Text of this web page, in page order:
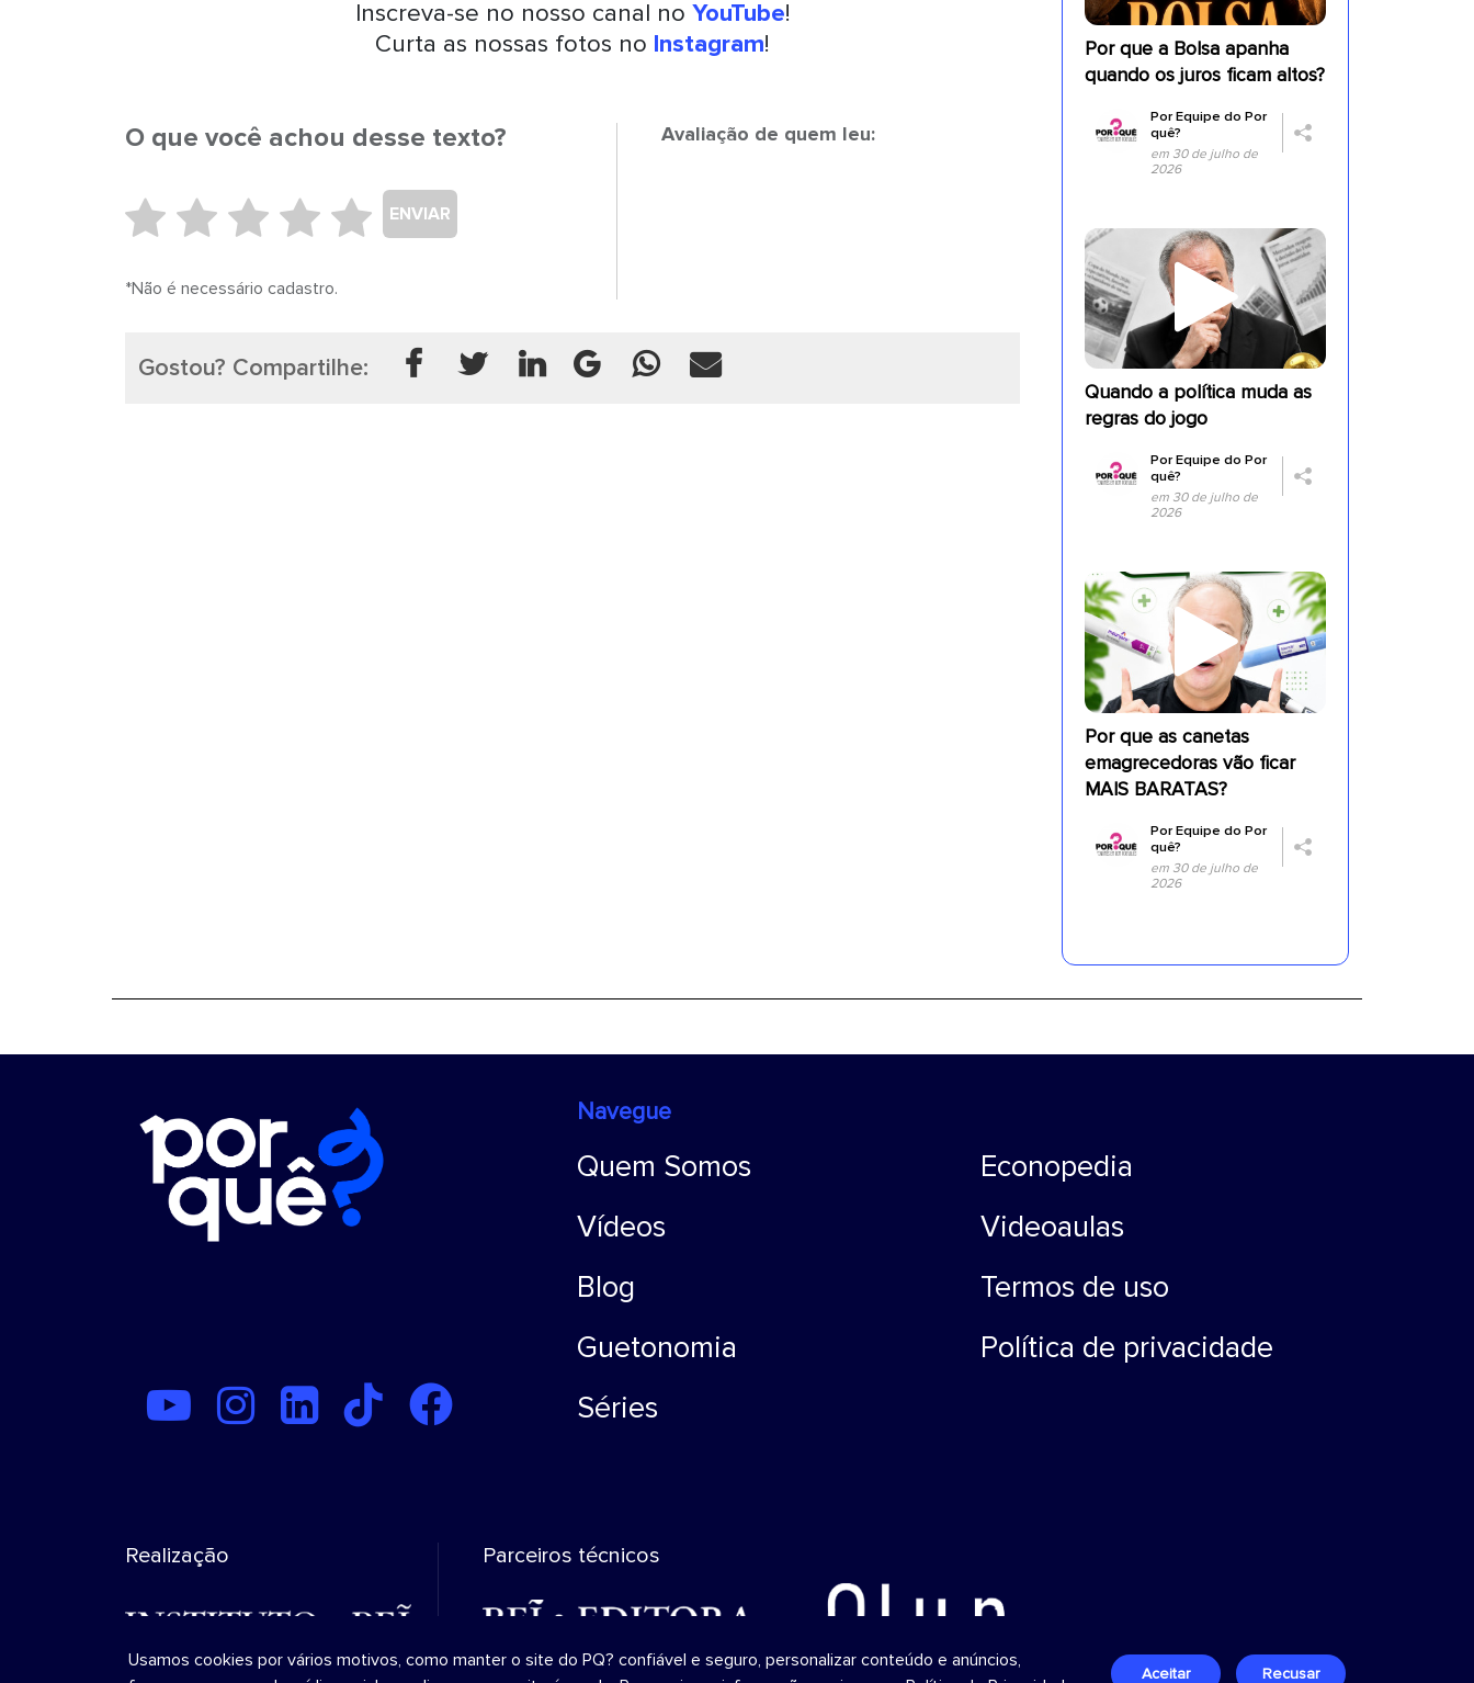
Inscreva-se no nosso canal no YouTube!
Curta as nossas fotos no Instagram!
O que você achou desse texto?
ENVIAR
*Não é necessário cadastro.
Avaliação de quem leu:
Gostou? Compartilhe:
Por que a Bolsa apanha
quando os juros ficam altos?
PorEquipe do Por
quê?
em 30 de julho de
2026
Quando a política muda as
regras do jogo
PorEquipe do Por
quê?
em 30 de julho de
2026
Por que as canetas
emagrecedoras vão ficar
MAIS BARATAS?
PorEquipe do Por
quê?
em 30 de julho de
2026
Navegue
Quem Somos
Vídeos
Blog
Guetonomia
Séries
Econopedia
Videoaulas
Termos de uso
Política de privacidade
Realização Parceiros técnicos
Usamos cookies por vários motivos, como manter o site do PQ? confiável ​​e seguro, personalizar conteúdo e anúncios,
Aceitar Recusar